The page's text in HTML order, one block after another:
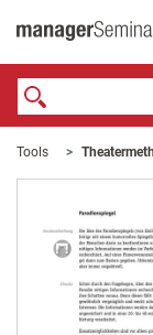
Tools